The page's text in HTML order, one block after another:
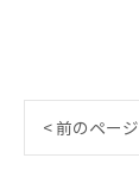
< 前のページ